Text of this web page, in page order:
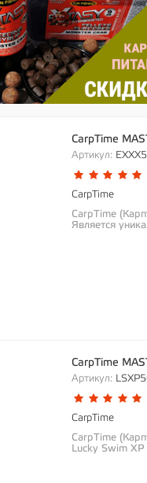
CarpTime
Артикул:
CarpTime
CarpTime
Является
CarpTime
Артикул:
CarpTime
CarpTime
Lucky Swim